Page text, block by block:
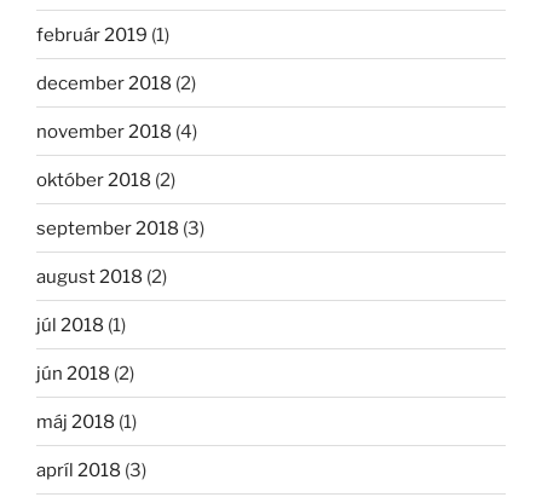
február 2019 (1)
december 2018 (2)
november 2018 (4)
október 2018 (2)
september 2018 (3)
august 2018 (2)
júl 2018 (1)
jún 2018 (2)
máj 2018 (1)
apríl 2018 (3)